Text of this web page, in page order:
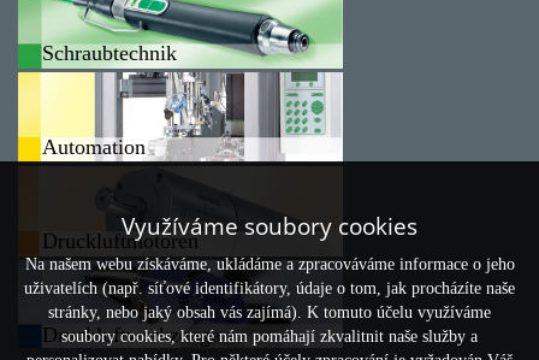
Schraubtechnik
Automation
Druckluftmotoren
Druckluftwerkzeuge
Využíváme soubory cookies
Na našem webu získáváme, ukládáme a zpracováváme informace o jeho
uživatelích (např. síťové identifikátory, údaje o tom, jak procházíte naše
stránky, nebo jaký obsah vás zajímá). K tomuto účelu využíváme
soubory cookies, které nám pomáhají zkvalitnit naše služby a